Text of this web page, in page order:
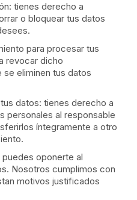
tienes derecho a
o bloquear tus datos
para procesar tus
revocar dicho
eliminen tus datos
datos: tienes derecho a
personales al responsable
íntegramente a otro
oponerte al
Nosotros cumplimos con
motivos justificados